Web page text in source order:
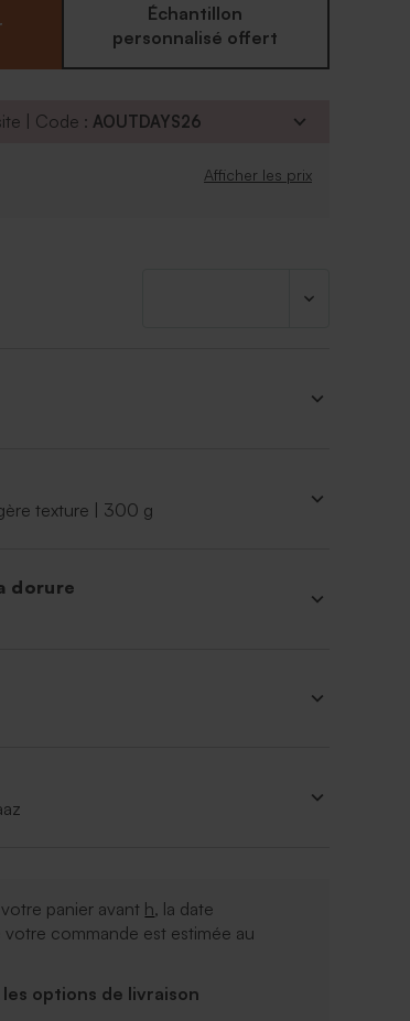
Échantillon
personnalisé offert
| Code :AOUTDAYS26
Afficher les prix
texture | 300 g
dorure
panier avant h, la date
commande est estimée au
options de livraison